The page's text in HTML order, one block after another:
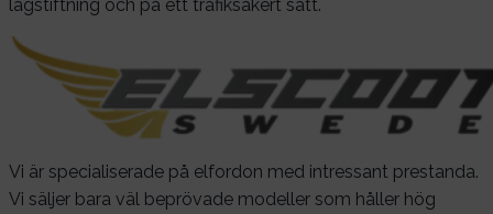
lagstiftning och på ett trafiksäkert sätt.
Vi är specialiserade på elfordon med intressant prestanda.
Vi säljer bara väl beprövade modeller som håller hög